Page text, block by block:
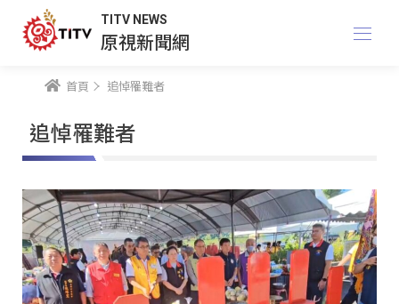
TITV NEWS
原視新聞網
首頁 追悼罹難者
追悼罹難者